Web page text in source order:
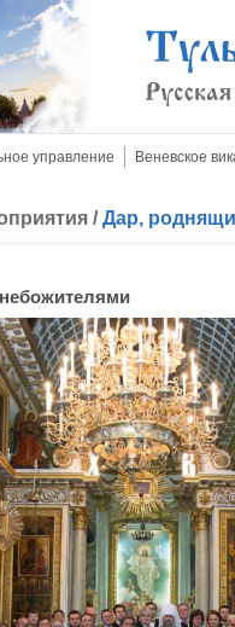
управление Веневское
/Дар,